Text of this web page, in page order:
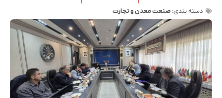
دسته بندی: صنعت معدن و تجارت